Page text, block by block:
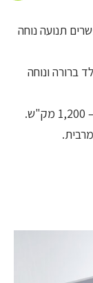
תנועה נוחה
ברורה ונוחה